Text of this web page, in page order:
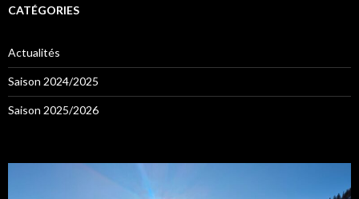
CATÉGORIES
Actualités
Saison 2024/2025
Saison 2025/2026